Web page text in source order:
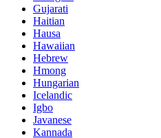
Gujarati
Haitian
Hausa
Hawaiian
Hebrew
Hmong
Hungarian
Icelandic
Igbo
Javanese
Kannada